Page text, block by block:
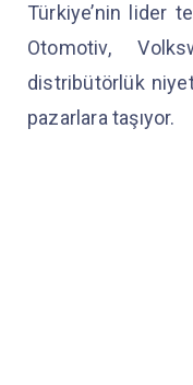
Türkiye’nin lider
Otomotiv,
distribütörlük
pazarlara taşıyor.